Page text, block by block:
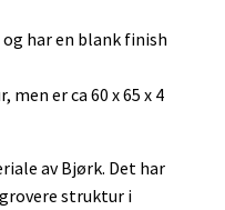
har en blank finish
er ca 60 x 65 x 4
av Bjørk. Det har
struktur i